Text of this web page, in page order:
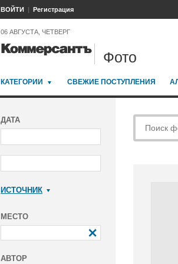
ВОЙТИ Регистрация
06 АВГУСТА, ЧЕТВЕРГ
Фото
КАТЕГОРИИ СВЕЖИЕ ПОСТУПЛЕНИЯ
ДАТА
ИСТОЧНИК
МЕСТО
АВТОР